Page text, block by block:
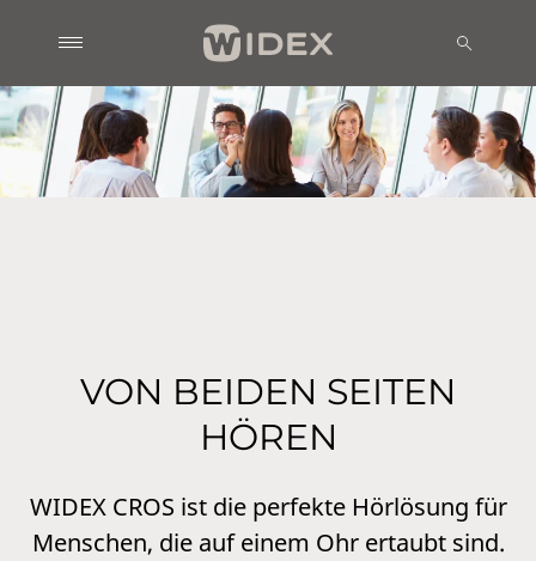
VON BEIDEN SEITEN
HÖREN
WIDEX CROS ist die perfekte Hörlösung für
Menschen, die auf einem Ohr ertaubt sind.